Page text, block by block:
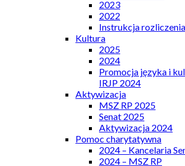
2023
2022
Instrukcja
Kultura
2025
2024
Promocja języka i
IRJP 2024
Aktywizacja
MSZ RP 2025
Senat 2025
Aktywizacja 2024
Pomoc charytatywna
2024 – Kancelaria
2024 – MSZ RP